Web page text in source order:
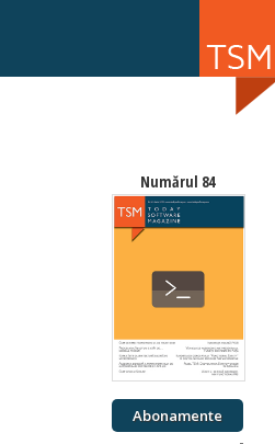
Numărul 84
Abonamente